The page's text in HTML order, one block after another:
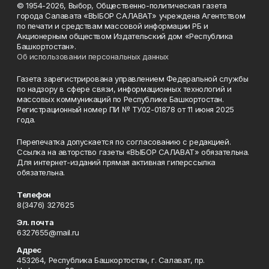
© 1954-2026, Выбор, Общественно-политическая газета
города Салавата «ВЫБОР САЛАВАТ» учреждена Агентством
по печати и средствам массовой информации РБ и
Акционерным обществом Издательский дом «Республика
Башкортостан».
Об использовании персональных данных
Газета зарегистрирована управлением Федеральной службы
по надзору в сфере связи, информационных технологий и
массовых коммуникаций по Республике Башкортостан.
Регистрационный номер ПИ № ТУ02-01878 от 11 июня 2025
года.
Перепечатка допускается по согласованию с редакцией.
Ссылка на авторство газеты «ВЫБОР САЛАВАТ» обязательна.
Для интернет-изданий прямая активная гиперссылка
обязательна.
Телефон
8(3476) 327625
Эл. почта
6327655@mail.ru
Адрес
453264, Республика Башкортостан, г. Салават, пр.